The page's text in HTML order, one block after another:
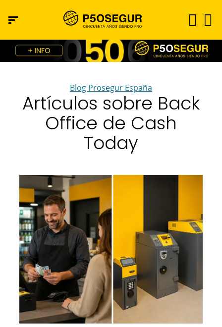
Blog Prosegur España
Artículos sobre Back
Office de Cash
Today